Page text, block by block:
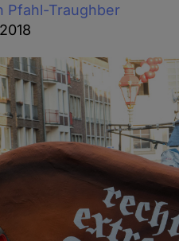
Pfahl-Traughber